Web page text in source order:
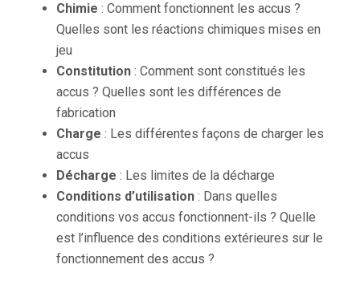
Chimie : Comment fonctionnent les accus ?
Quelles sont les réactions chimiques mises en
jeu
Constitution : Comment sont constitués les
accus ? Quelles sont les différences de
fabrication
Charge : Les différentes façons de charger les
accus
Décharge : Les limites de la décharge
Conditions d’utilisation : Dans quelles
conditions vos accus fonctionnent-ils ? Quelle
est l’influence des conditions extérieures sur le
fonctionnement des accus ?